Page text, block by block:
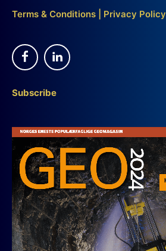
Terms & Conditions Privacy Policy
Subscribe